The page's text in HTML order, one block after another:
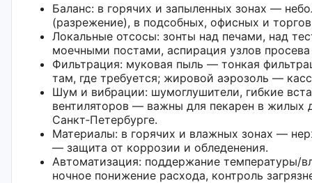
Баланс: в горячих и запыленных зонах —
(разрежение), в подсобных, офисных и
Локальные отсосы: зонты над печами, над
моечными постами, аспирация узлов
Фильтрация: муковая пыль — тонкая
там, где требуется; жировой аэрозоль —
Шум и вибрации: шумоглушители, гибкие
вентиляторов — важны для пекарен в жилых
Санкт‑Петербурге.
Материалы: в горячих и влажных зонах —
— защита от коррозии и обледенения.
Автоматизация: поддержание температуры/
ночное понижение расхода, контроль